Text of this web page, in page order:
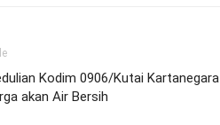
Kodim 0906/Kutai Kartanegara
akan Air Bersih